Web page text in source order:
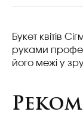
Букет квітів
руками
його межі у